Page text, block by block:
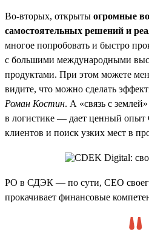
Во-вторых, открыты огромные
самостоятельных решений и
многое попробовать и быстро
с большими международными
продуктами. При этом можете
видите, что можно сделать
Роман Костин. А «связь с
в логистике — дает ценный опыт
клиентов и поиск узких мест в
PO в СДЭК — по сути, CEO
прокачивает финансовые